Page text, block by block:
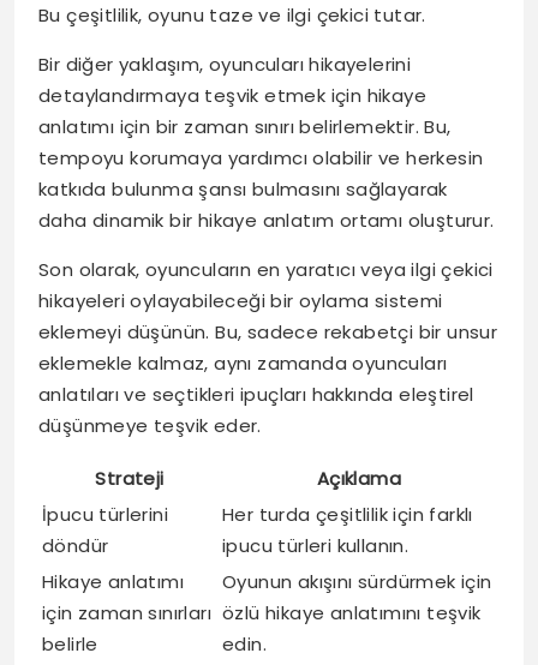
Bu çeşitlilik, oyunu taze ve ilgi çekici tutar.
Bir diğer yaklaşım, oyuncuları hikayelerini
detaylandırmaya teşvik etmek için hikaye
anlatımı için bir zaman sınırı belirlemektir. Bu,
tempoyu korumaya yardımcı olabilir ve herkesin
katkıda bulunma şansı bulmasını sağlayarak
daha dinamik bir hikaye anlatım ortamı oluşturur.
Son olarak, oyuncuların en yaratıcı veya ilgi çekici
hikayeleri oylayabileceği bir oylama sistemi
eklemeyi düşünün. Bu, sadece rekabetçi bir unsur
eklemekle kalmaz, aynı zamanda oyuncuları
anlatıları ve seçtikleri ipuçları hakkında eleştirel
düşünmeye teşvik eder.
Strateji
Açıklama
İpucu türlerini
döndür
Her turda çeşitlilik için farklı
ipucu türleri kullanın.
Hikaye anlatımı
için zaman sınırları
belirle
Oyunun akışını sürdürmek için
özlü hikaye anlatımını teşvik
edin.